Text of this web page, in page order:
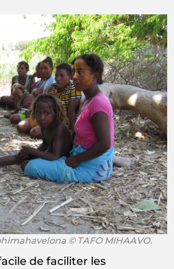
© TAFO MIHAAVO.
de faciliter les